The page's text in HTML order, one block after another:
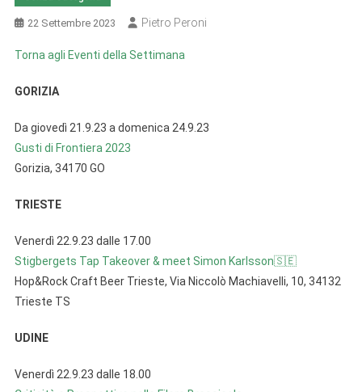
22 Settembre 2023 Pietro Peroni
Torna agli Eventi della Settimana
GORIZIA
Da giovedì 21.9.23 a domenica 24.9.23
Gusti di Frontiera 2023
Gorizia, 34170 GO
TRIESTE
Venerdì 22.9.23 dalle 17.00
Stigbergets Tap Takeover & meet Simon Karlsson🇸🇪
Hop&Rock Craft Beer Trieste, Via Niccolò Machiavelli, 10, 34132
Trieste TS
UDINE
Venerdì 22.9.23 dalle 18.00